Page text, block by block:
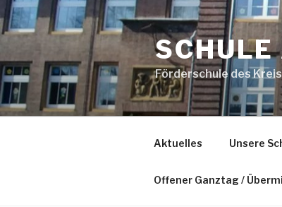
Zum
Inhalt
Förderschule des
Aktuelles Unsere
Offener Ganztag /